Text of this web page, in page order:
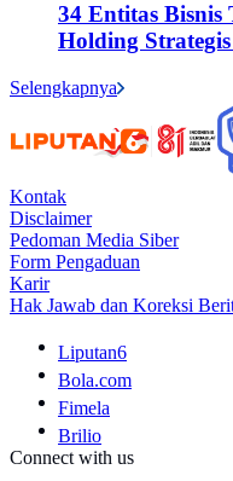
34 Entitas Bisnis
Holding
Selengkapnya
Kontak
Disclaimer
Pedoman Media Siber
Form Pengaduan
Karir
Hak Jawab dan Koreksi
Liputan6
Bola.com
Fimela
Brilio
Connect with us